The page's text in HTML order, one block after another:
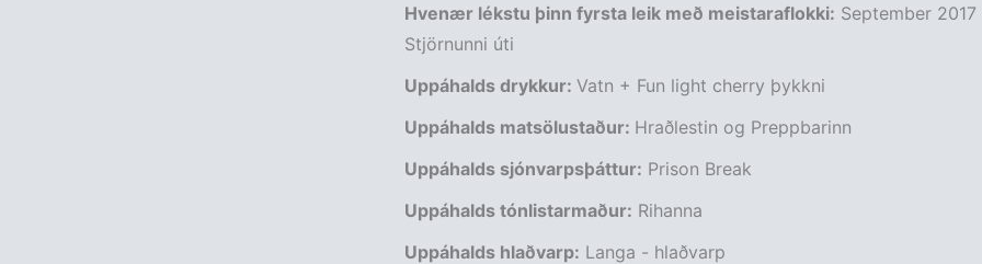
Hvenær lékstu þinn fyrsta leik með meistaraflokki: September
Stjörnunni úti
Uppáhalds drykkur: Vatn + Fun light cherry þykkni
Uppáhalds matsölustaður: Hraðlestin og Preppbarinn
Uppáhalds sjónvarpsþáttur: Prison Break
Uppáhalds tónlistarmaður: Rihanna
Uppáhalds hlaðvarp: Langa - hlaðvarp